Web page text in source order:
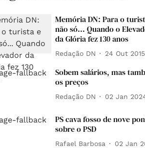
Memória DN: Para o
não só... Quando o
da Glória fez 130 anos
Redação DN 24 Out 2015
Sobem salários, mas
os preços
Redação DN 02 Jan
PS cava fosso de nove
sobre o PSD
Rafael Barbosa 02 Jan